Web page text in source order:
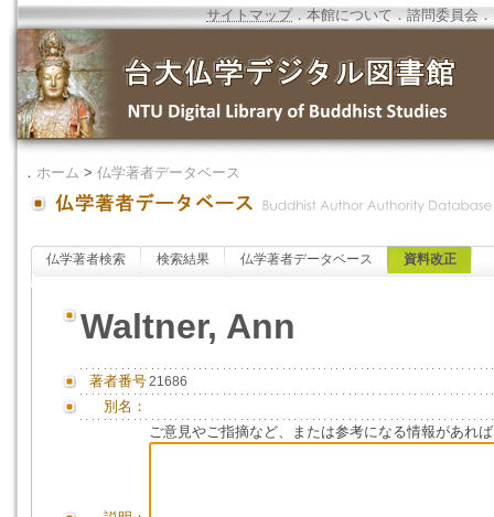
サイトマップ．本館について ．諮問委員会 ．
． ホーム > 仏学著者データベース
仏学著者検索 検索結果 仏学著者データベース 資料改正
Waltner, Ann
著者番号21686
別名：
ご意見やご指摘など、または参考になる情報があれ